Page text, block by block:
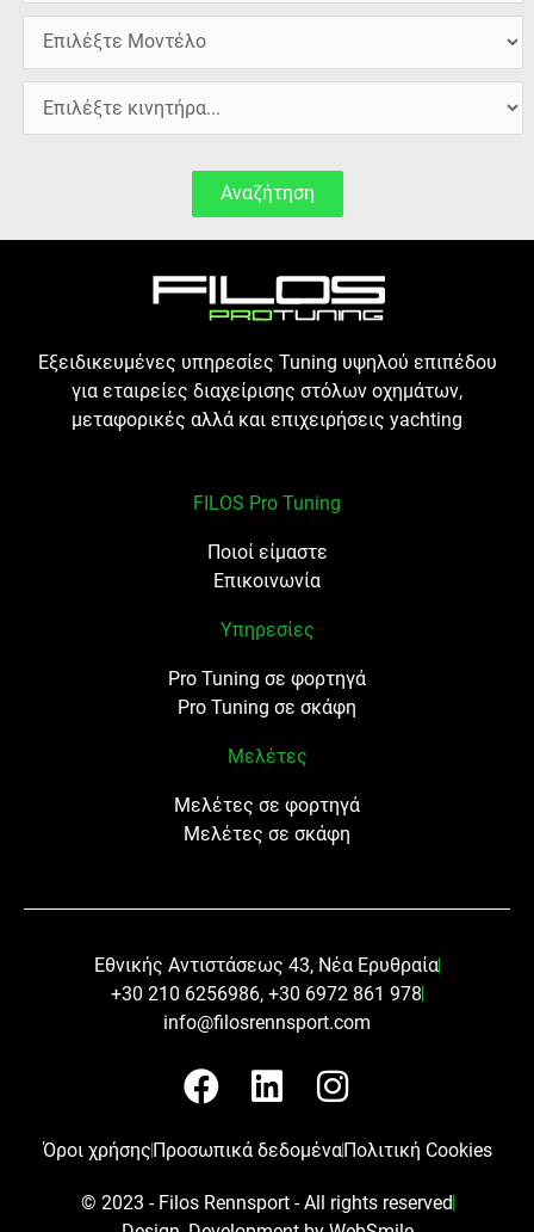
Αναζήτηση
Εξειδικευμένες υπηρεσίες Tuning υψηλού επιπέδου
για εταιρείες διαχείρισης στόλων οχημάτων,
μεταφορικές αλλά και επιχειρήσεις yachting
FILOS Pro Tuning
Ποιοί είμαστε
Επικοινωνία
Υπηρεσίες
Pro Tuning σε φορτηγά
Pro Tuning σε σκάφη
Μελέτες
Μελέτες σε φορτηγά
Μελέτες σε σκάφη
Εθνικής Αντιστάσεως 43, Νέα Ερυθραία
+30 210 6256986, +30 6972 861 978
info@filosrennsport.com
F
a
c
e
b
L
i
n
e
I
n
s
t
a
Όροι χρήσης Προσωπικά δεδομέναΠολιτική Cookies
© 2023 - Filos Rennsport - All rights reserved​